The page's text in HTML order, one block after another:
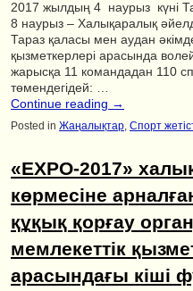
2017 жылдың 4 наурыз күні
8 наурыз – Халықаралық
Тараз қаласы мен аудан
қызметкерлері арасында
жарысқа 11 командадан 110
төмендегідей: …
Continue reading →
Posted in Жаңалықтар Спорт
«ЕХРО-2017»
көрмесіне
құқық қорғау
мемлекеттік
арасындағы кіші